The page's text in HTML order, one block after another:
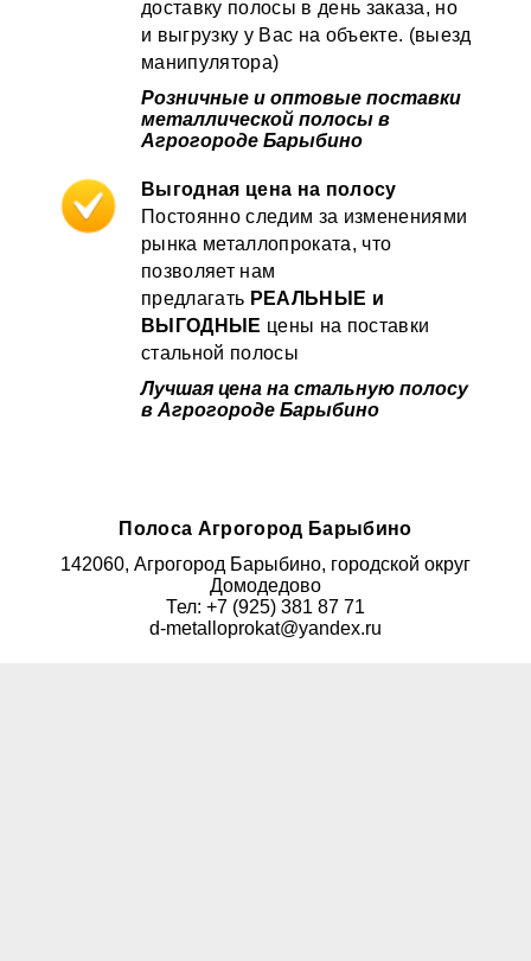
доставку полосы в день заказа, но
и выгрузку у Вас на объекте. (выезд
манипулятора)
Розничные и оптовые поставки
металлической полосы в
Агрогороде Барыбино
Выгодная цена на полосу
Постоянно следим за изменениями
рынка металлопроката, что
позволяет нам
предлагать РЕАЛЬНЫЕ и
ВЫГОДНЫЕ цены на поставки
стальной полосы
Лучшая цена на стальную полосу
в Агрогороде Барыбино
Полоса Агрогород Барыбино
142060, Агрогород Барыбино, городской округ
Домодедово
Тел: +7 (925) 381 87 71
d-metalloprokat@yandex.ru